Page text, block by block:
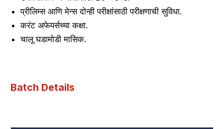
प्रीलिम्स आणि मेन्स दोन्ही परीक्षांसाठी परीक्षणाची सुविधा.
करंट अफेयर्सच्या कक्षा.
चालू घडामोडी मासिक.
Batch Details